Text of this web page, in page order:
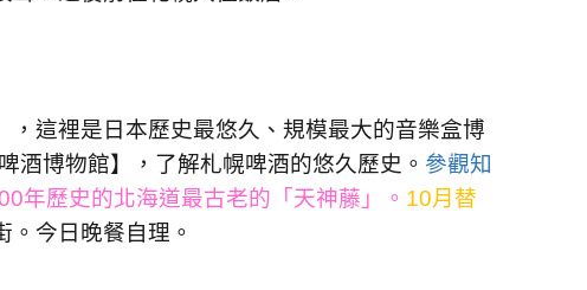
這裡是日本歷史最悠久、規模最大的音樂盒博
酒博物館】，了解札幌啤酒的悠久歷史。 參觀知
年歷史的北海道最古老的「天神藤」。 10月替
。今日晚餐自理。